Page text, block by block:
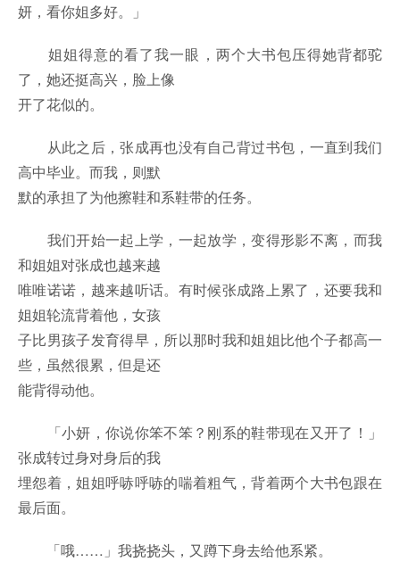
妍，看你姐多好。」
姐姐得意的看了我一眼，两个大书包压得她背都驼
了，她还挺高兴，脸上像
开了花似的。
从此之后，张成再也没有自己背过书包，一直到我们
高中毕业。而我，则默
默的承担了为他擦鞋和系鞋带的任务。
我们开始一起上学，一起放学，变得形影不离，而我
和姐姐对张成也越来越
唯唯诺诺，越来越听话。有时候张成路上累了，还要我和
姐姐轮流背着他，女孩
子比男孩子发育得早，所以那时我和姐姐比他个子都高一
些，虽然很累，但是还
能背得动他。
「小妍，你说你笨不笨？刚系的鞋带现在又开了！」
张成转过身对身后的我
埋怨着，姐姐呼哧呼哧的喘着粗气，背着两个大书包跟在
最后面。
「哦……」我挠挠头，又蹲下身去给他系紧。